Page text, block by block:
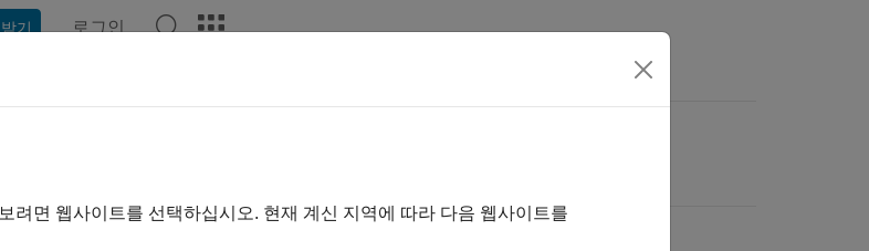
기 로그인
려면 웹사이트를 선택하십시오. 현재 계신 지역에 따라 다음 웹사이트를